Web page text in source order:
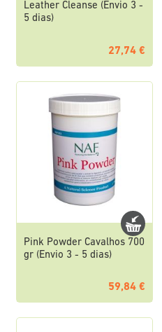
Leather Cleanse (Envio 3 -
5 dias)
27,74 €
Pink Powder Cavalhos 700
gr (Envio 3 - 5 dias)
59,84 €